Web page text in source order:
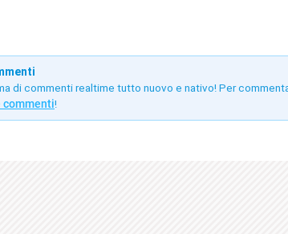
di commenti realtime tutto nuovo e nativo! Per
commenti!